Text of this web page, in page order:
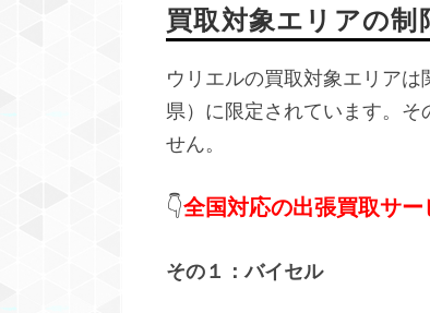
買取対象エリアの制
ウリエルの買取対象エリア
県）に限定されています。
せん。
👇全国対応の出張買取サー
その１：バイセル